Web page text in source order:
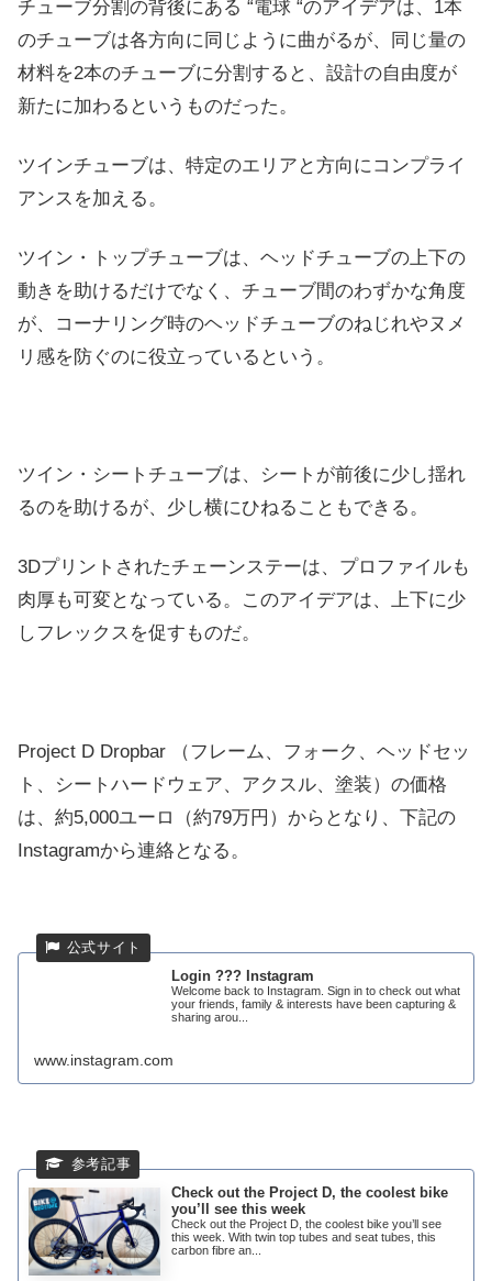
チューブ分割の背後にある “電球 “のアイデアは、1本
のチューブは各方向に同じように曲がるが、同じ量の
材料を2本のチューブに分割すると、設計の自由度が
新たに加わるというものだった。
ツインチューブは、特定のエリアと方向にコンプライ
アンスを加える。
ツイン・トップチューブは、ヘッドチューブの上下の
動きを助けるだけでなく、チューブ間のわずかな角度
が、コーナリング時のヘッドチューブのねじれやヌメ
リ感を防ぐのに役立っているという。
ツイン・シートチューブは、シートが前後に少し揺れ
るのを助けるが、少し横にひねることもできる。
3Dプリントされたチェーンステーは、プロファイルも
肉厚も可変となっている。このアイデアは、上下に少
しフレックスを促すものだ。
Project D Dropbar （フレーム、フォーク、ヘッドセッ
ト、シートハードウェア、アクスル、塗装）の価格
は、約5,000ユーロ（約79万円）からとなり、下記の
Instagramから連絡となる。
Login ??? Instagram
Welcome back to Instagram. Sign in to check out what
your friends, family & interests have been capturing &
sharing arou...
www.instagram.com
Check out the Project D, the coolest bike
you’ll see this week
Check out the Project D, the coolest bike you’ll see
this week. With twin top tubes and seat tubes, this
carbon fibre an...